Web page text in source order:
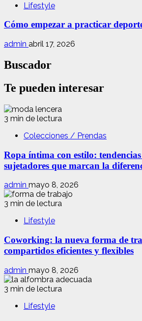
Lifestyle
Cómo empezar a practicar
admin abril 17, 2026
Buscador
Te pueden interesar
3 min de lectura
Colecciones / Prendas
Ropa íntima con estilo:
sujetadores que marcan la
admin mayo 8, 2026
3 min de lectura
Lifestyle
Coworking: la nueva forma de
compartidos eficientes y flexibles
admin mayo 8, 2026
3 min de lectura
Lifestyle